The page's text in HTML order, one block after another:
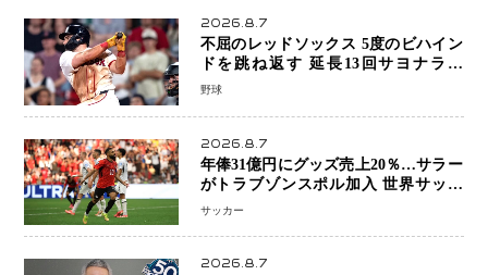
2026.8.7
不屈のレッドソックス 5度のビハイン
ドを跳ね返す 延長13回サヨナラ勝
ち 吉田正尚選手も2安打1打点で貢献 4
野球
2026.8.7
年俸31億円にグッズ売上20％…サラー
がトラブゾンスポル加入 世界サッカ
ーは「五大リーグ一強」から新時代へ
サッカー
2026.8.7